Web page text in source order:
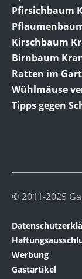
Pfirsichbaum
Kirschbaum
Birnbaum
Ratten im
Wühlmäuse
Tipps gegen
© 2011-2025
Werbung
Gastartikel